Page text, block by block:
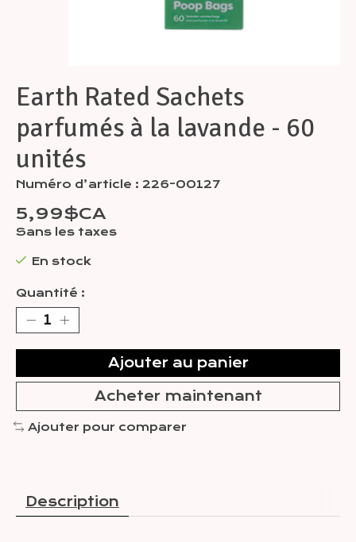
Earth Rated Sachets
parfumés à la lavande - 60
unités
Numéro d’article : 226-00127
5,99$CA
Sans les taxes
En stock
Quantité :
Ajouter au panier
Acheter maintenant
Ajouter pour comparer
Description